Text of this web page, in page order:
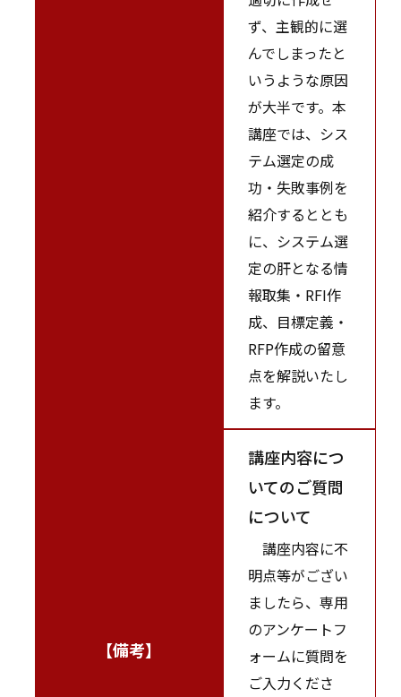
ず、主観的に選
んでしまったと
いうような原因
が大半です。本
講座では、シス
テム選定の成
功・失敗事例を
紹介するととも
に、システム選
定の肝となる情
報取集・RFI作
成、目標定義・
RFP作成の留意
点を解説いたし
ます。
【備考】
講座内容につ
いてのご質問
について
講座内容に不
明点等がござい
ましたら、専用
のアンケートフ
ォームに質問を
ご入力くださ